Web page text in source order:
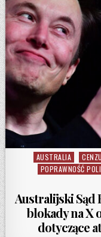
Posted in
AUSTRALIA
POPRAWNOŚĆ
Australijski Sąd
blokady na X
dotyczące